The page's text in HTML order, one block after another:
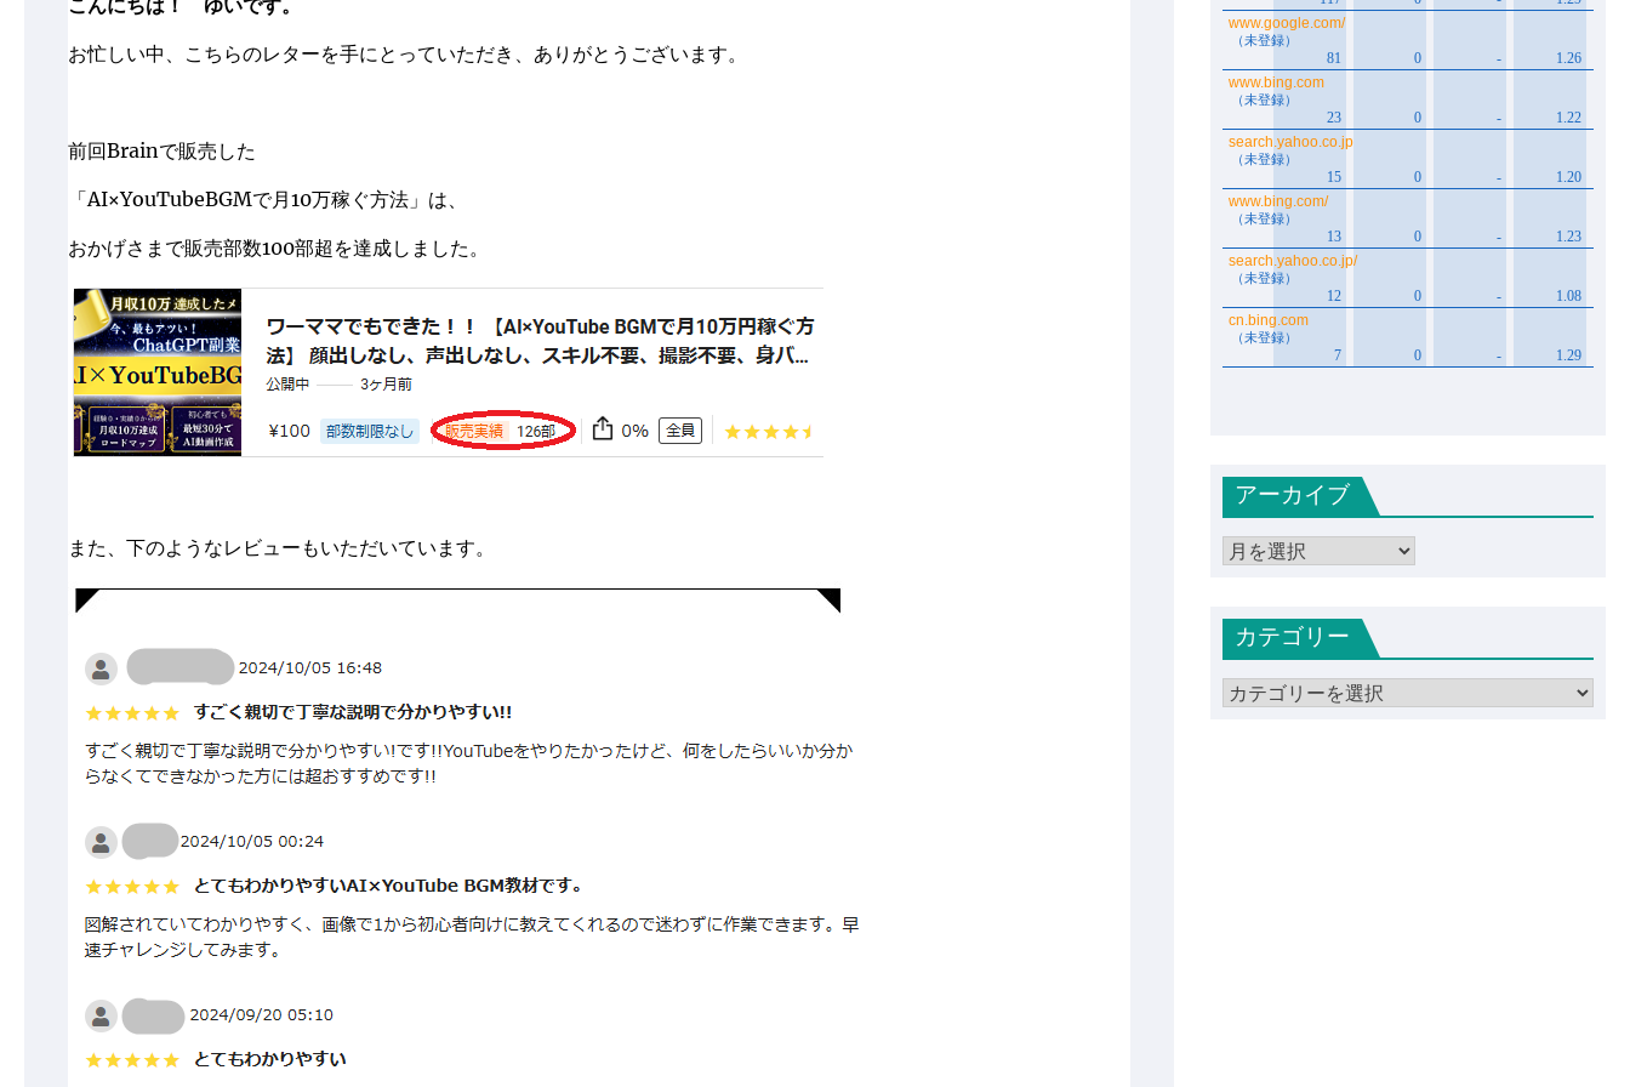
お忙しい中、こちらのレターを手にとっていただき、ありがとうございます。
前回Brainで販売した
「AI×YouTubeBGMで月10万稼ぐ方法」 は、
おかげさまで販売部数100部超を達成しました。
また、下のようなレビューもいただいています。
アーカイブ
ア
イ
ブ
カテゴリー
カ